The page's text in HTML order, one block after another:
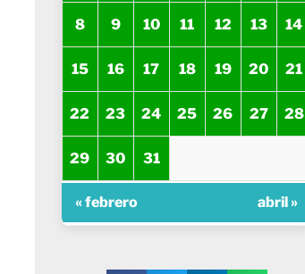
8 9 10 11 12 13 14
15 16 17 18 19 20 21
22 23 24 25 26 27 28
29 30 31
« febrero abril »